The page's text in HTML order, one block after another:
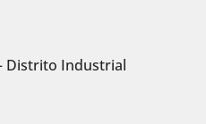
Distrito Industrial